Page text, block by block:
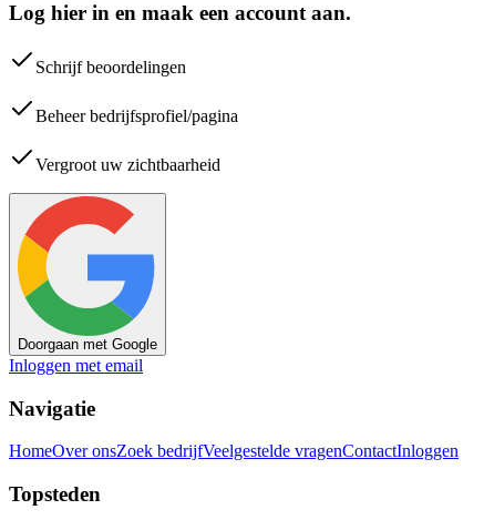
Log hier in en maak een account aan.
Schrijf beoordelingen
Beheer bedrijfsprofiel/pagina
Vergroot uw zichtbaarheid
Doorgaan met Google
Inloggen met email
Navigatie
HomeOver onsZoek bedrijfVeelgestelde vragenContactInloggen
Topsteden